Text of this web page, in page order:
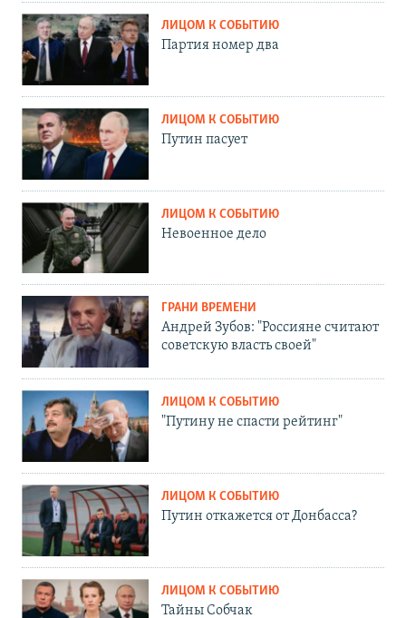
ЛИЦОМ К СОБЫТИЮ
Партия номер два
ЛИЦОМ К СОБЫТИЮ
Путин пасует
ЛИЦОМ К СОБЫТИЮ
Невоенное дело
ГРАНИ ВРЕМЕНИ
Андрей Зубов: "Россияне считают
советскую власть своей"
ЛИЦОМ К СОБЫТИЮ
"Путину не спасти рейтинг"
ЛИЦОМ К СОБЫТИЮ
Путин откажется от Донбасса?
ЛИЦОМ К СОБЫТИЮ
Тайны Собчак